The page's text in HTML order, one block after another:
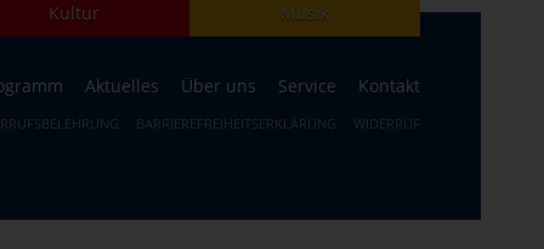
Kultur Musik
Aktuelles Über uns Service Kontakt
BARRIEREFREIHEITSERKLÄRUNG WIDERRUF